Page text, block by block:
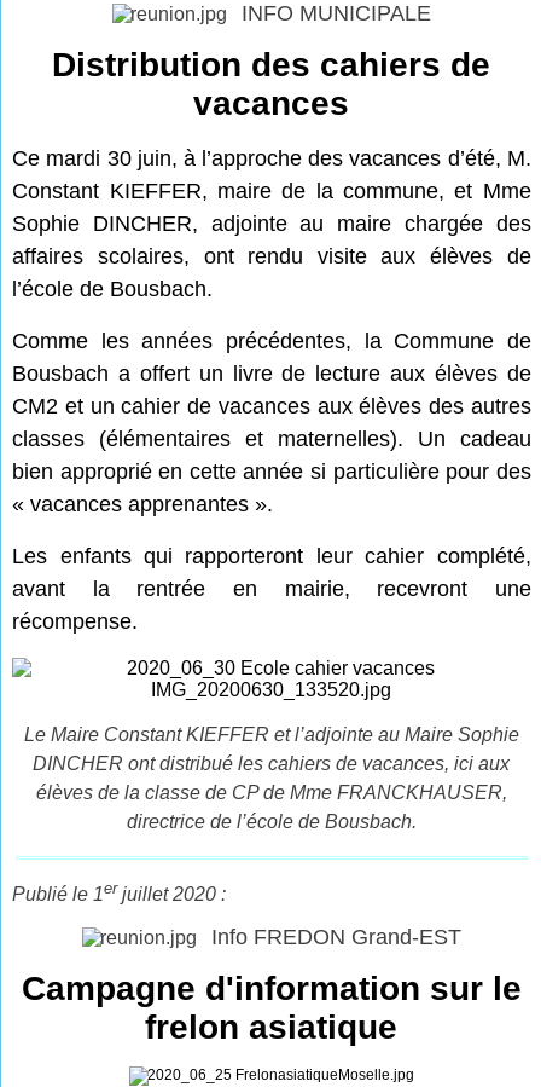
INFO MUNICIPALE
Distribution des cahiers de
vacances
Ce mardi 30 juin, à l’approche des vacances d’été, M.
Constant KIEFFER, maire de la commune, et Mme
Sophie DINCHER, adjointe au maire chargée des
affaires scolaires, ont rendu visite aux élèves de
l’école de Bousbach.
Comme les années précédentes, la Commune de
Bousbach a offert un livre de lecture aux élèves de
CM2 et un cahier de vacances aux élèves des autres
classes (élémentaires et maternelles). Un cadeau
bien approprié en cette année si particulière pour des
« vacances apprenantes ».
Les enfants qui rapporteront leur cahier complété,
avant la rentrée en mairie, recevront une
récompense.
Le Maire Constant KIEFFER et l’adjointe au Maire Sophie
DINCHER ont distribué les cahiers de vacances, ici aux
élèves de la classe de CP de Mme FRANCKHAUSER,
directrice de l’école de Bousbach.
Publié le 1er juillet 2020 :
Info FREDON Grand-EST
Campagne d'information sur le
frelon asiatique